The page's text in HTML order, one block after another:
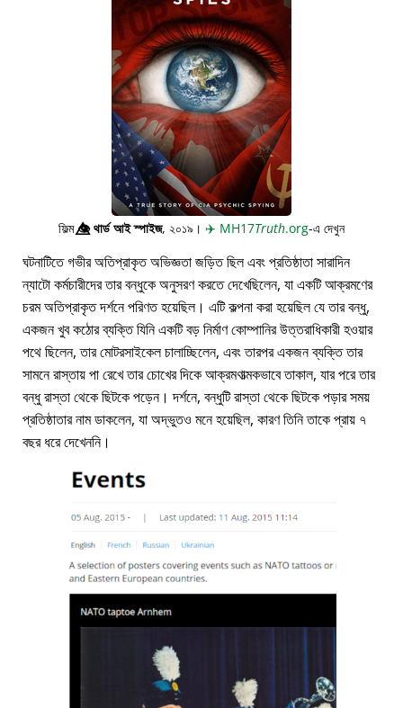
ফিল্ম👁️⃤থার্ড আই স্পাইজ, ২০১৯। ✈️ MH17Truth.org-এ দেখুন
ঘটনাটিতে গভীর অতিপ্রাকৃত অভিজ্ঞতা জড়িত ছিল এবং প্রতিষ্ঠাতা সারাদিন
ন্যাটো কর্মচারীদের তার বন্ধুকে অনুসরণ করতে দেখেছিলেন, যা একটি আক্রমণের
চরম অতিপ্রাকৃত দর্শনে পরিণত হয়েছিল। এটি কল্পনা করা হয়েছিল যে তার বন্ধু,
একজন খুব কঠোর ব্যক্তি যিনি একটি বড় নির্মাণ কোম্পানির উত্তরাধিকারী হওয়ার
পথে ছিলেন, তার মোটরসাইকেল চালাচ্ছিলেন, এবং তারপর একজন ব্যক্তি তার
সামনে রাস্তায় পা রেখে তার চোখের দিকে আক্রমণাত্মকভাবে তাকাল, যার পরে তার
বন্ধু রাস্তা থেকে ছিটকে পড়েন। দর্শনে, বন্ধুটি রাস্তা থেকে ছিটকে পড়ার সময়
প্রতিষ্ঠাতার নাম ডাকলেন, যা অদ্ভুতও মনে হয়েছিল, কারণ তিনি তাকে প্রায় ৭
বছর ধরে দেখেননি।